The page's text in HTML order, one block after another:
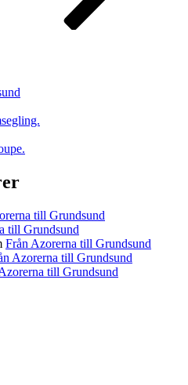
till Grundsund
till Grundsund
Från Azorerna till Grundsund
Azorerna till Grundsund
till Grundsund